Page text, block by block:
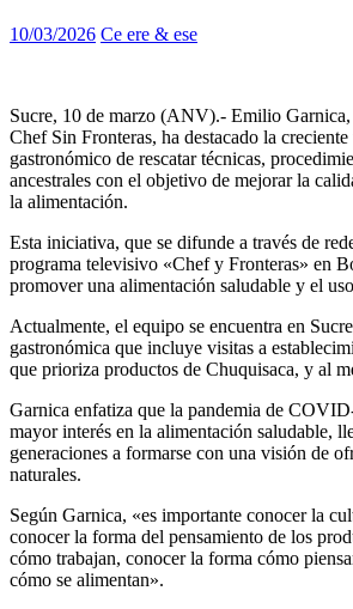
10/03/2026 Ce ere & ese
Sucre, 10 de marzo (ANV).- Emilio
Chef Sin Fronteras, ha destacado la
gastronómico de rescatar técnicas,
ancestrales con el objetivo de mejorar la
la alimentación.
Esta iniciativa, que se difunde a través de
programa televisivo «Chef y Fronteras» en
promover una alimentación saludable y el
Actualmente, el equipo se encuentra en
gastronómica que incluye visitas a
que prioriza productos de Chuquisaca, y al
Garnica enfatiza que la pandemia de
mayor interés en la alimentación saludable,
generaciones a formarse con una visión de
naturales.
Según Garnica, «es importante conocer la
conocer la forma del pensamiento de los
cómo trabajan, conocer la forma cómo
cómo se alimentan».